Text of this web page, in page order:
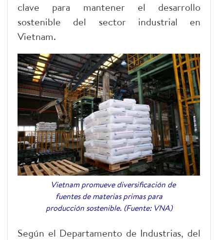
clave para mantener el desarrollo
sostenible del sector industrial en
Vietnam.
Vietnam promueve diversificación de
fuentes de materias primas para
producción sostenible. (Fuente: VNA)
Según el Departamento de Industrias, del